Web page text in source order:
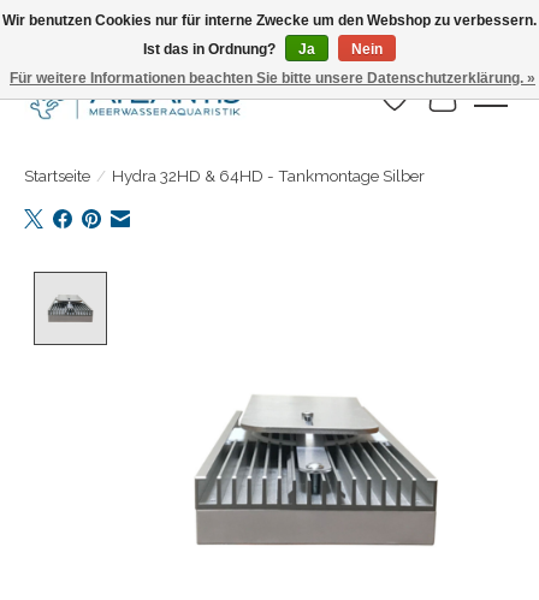
Täglicher Versand. Bestelle bis 15.00 Uhr
Wunschzettel
Ihr
Startseite / Hydra 32HD & 64HD - Tankmontage Silber
Wir benutzen Cookies nur für interne Zwecke um den Webshop zu verbessern.
Ist das in Ordnung?
Ja
Nein
Für weitere Informationen beachten Sie bitte unsere Datenschutzerklärung. »